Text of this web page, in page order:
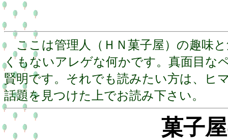
ここは管理人（ＨＮ菓子屋）の趣味
くもないアレゲな何かです。真面目な
賢明です。それでも読みたい方は、ヒ
話題を見つけた上でお読み下さい。
菓子